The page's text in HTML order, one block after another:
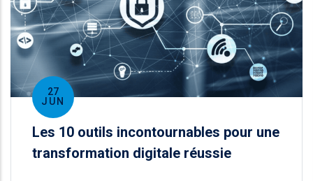
27
JUN
Les 10 outils incontournables pour une
transformation digitale réussie